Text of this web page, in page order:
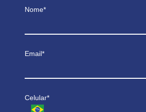
Nome*
Email*
Celular*